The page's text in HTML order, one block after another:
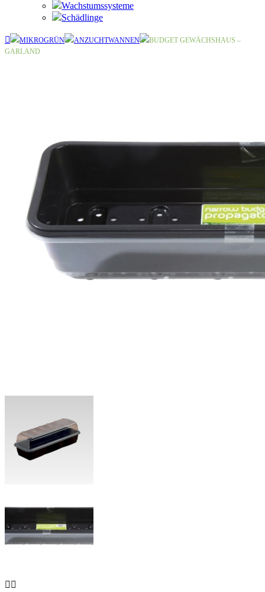
Wachstumssysteme
Schädlinge
MIKROGRÜN ANZUCHTWANNEN
BUDGET GEWÄCHSHAUS –
GARLAND